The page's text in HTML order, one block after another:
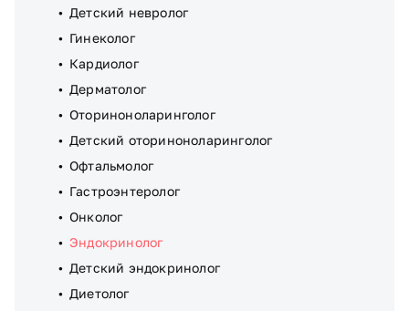
Детский невролог
Гинеколог
Кардиолог
Дерматолог
Оториноноларинголог
Детский оториноноларинголог
Офтальмолог
Гастроэнтеролог
Онколог
Эндокринолог
Детский эндокринолог
Диетолог